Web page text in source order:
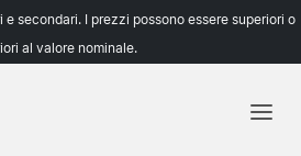
e secondari. I prezzi possono essere superiori o
al valore nominale.